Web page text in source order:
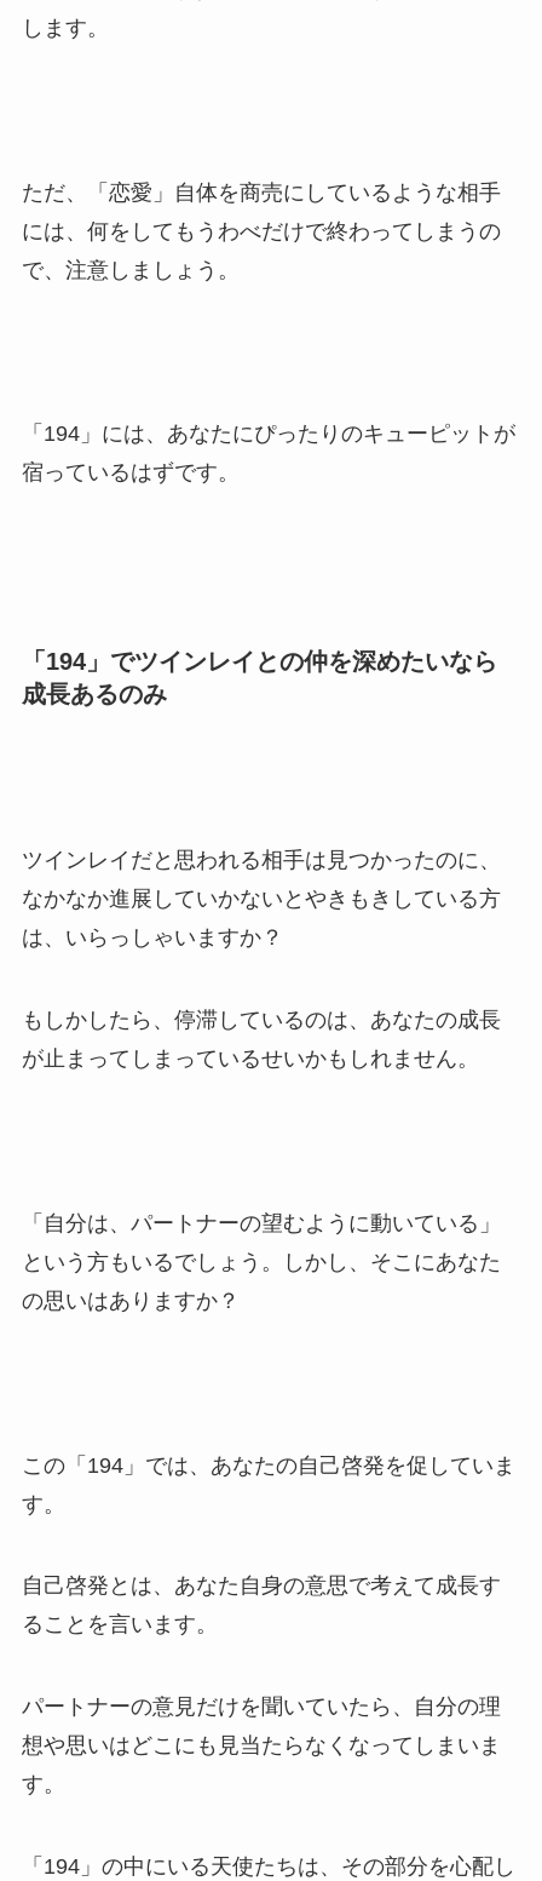
します。
ただ、「恋愛」自体を商売にしているような相手
には、何をしてもうわべだけで終わってしまうの
で、注意しましょう。
「194」には、あなたにぴったりのキューピットが
宿っているはずです。
「194」でツインレイとの仲を深めたいなら
成長あるのみ
ツインレイだと思われる相手は見つかったのに、
なかなか進展していかないとやきもきしている方
は、いらっしゃいますか？
もしかしたら、停滞しているのは、あなたの成長
が止まってしまっているせいかもしれません。
「自分は、パートナーの望むように動いている」
という方もいるでしょう。しかし、そこにあなた
の思いはありますか？
この「194」では、あなたの自己啓発を促していま
す。
自己啓発とは、あなた自身の意思で考えて成長す
ることを言います。
パートナーの意見だけを聞いていたら、自分の理
想や思いはどこにも見当たらなくなってしまいま
す。
「194」の中にいる天使たちは、その部分を心配し